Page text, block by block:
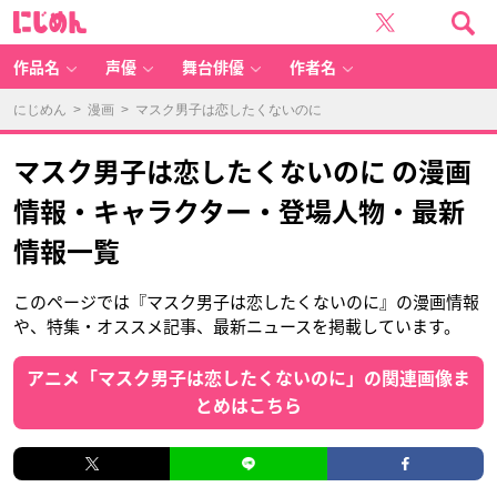
作品名 声優 舞台俳優 作者名
にじめん > 漫画 > マスク男子は恋したくないのに
マスク男子は恋したくないのに の漫画
情報・キャラクター・登場人物・最新
情報一覧
このページでは『マスク男子は恋したくないのに』の漫画情報
や、特集・オススメ記事、最新ニュースを掲載しています。
アニメ「マスク男子は恋したくないのに」の関連画像ま
とめはこちら